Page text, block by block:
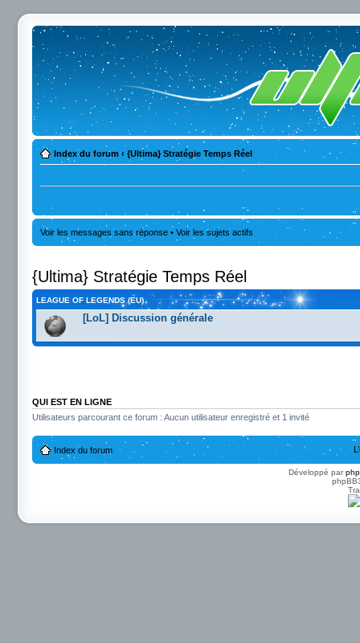
Index du forum ‹ {Ultima} Stratégie Temps Réel
Voir les messages sans réponse • Voir les sujets actifs
{Ultima} Stratégie Temps Réel
LEAGUE OF LEGENDS (EU)
[LoL] Discussion générale
QUI EST EN LIGNE
Utilisateurs parcourant ce forum : Aucun utilisateur enregistré et 1 invité
Index du forum
Développé par